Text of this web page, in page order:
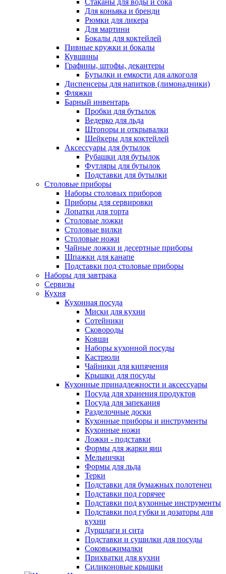
Стаканы для воды и сока
Для коньяка и бренди
Рюмки для ликера
Для мартини
Бокалы для коктейлей
Пивные кружки и бокалы
Кувшины
Графины, штофы, декантеры
Бутылки и емкости для алкоголя
Диспенсеры для напитков (лимонадники)
Фляжки
Барный инвентарь
Пробки для бутылок
Ведерко для льда
Штопоры и открывалки
Шейкеры для коктейлей
Аксессуары для бутылок
Рубашки для бутылок
Футляры для бутылок
Подставки для бутылки
Столовые приборы
Наборы столовых приборов
Приборы для сервировки
Лопатки для торта
Столовые ложки
Столовые вилки
Столовые ножи
Чайные ложки и десертные приборы
Шпажки для канапе
Подставки под столовые приборы
Наборы для завтрака
Сервизы
Кухня
Кухонная посуда
Миски для кухни
Сотейники
Сковороды
Ковши
Наборы кухонной посуды
Кастрюли
Чайники для кипячения
Крышки для посуды
Кухонные принадлежности и аксессуары
Посуда для хранения продуктов
Посуда для запекания
Разделочные доски
Кухонные приборы и инструменты
Кухонные ножи
Ложки - подставки
Формы для жарки яиц
Мельнички
Формы для льда
Терки
Подставки для бумажных полотенец
Подставки под горячее
Подставки под кухонные инструменты
Подставки под губки и дозаторы для
кухни
Дуршлаги и сита
Подставки и сушилки для посуды
Соковыжималки
Прихватки для кухни
Силиконовые крышки